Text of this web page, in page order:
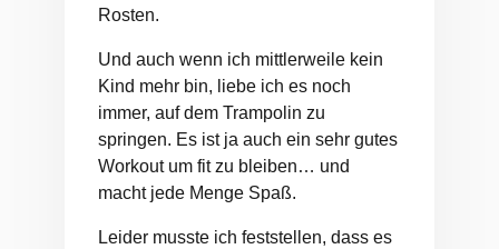
Rosten.
Und auch wenn ich mittlerweile kein
Kind mehr bin, liebe ich es noch
immer, auf dem Trampolin zu
springen. Es ist ja auch ein sehr gutes
Workout um fit zu bleiben… und
macht jede Menge Spaß.
Leider musste ich feststellen, dass es